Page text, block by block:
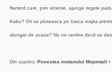
flamind care, prin viclenie, ajunge regele
Kaku? Ori sa pluteasca pe barca vrajita
alungat de acasa? Nu ne ramine decit sa
Din cuprins: Povestea motanului Mojontali •